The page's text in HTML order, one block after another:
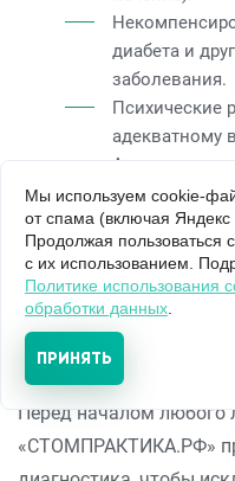
диабета и
заболевания.
Психические
адекватному
сплавов
Слишком
опорных
Период
Перед началом любого
«СТОМПРАКТИКА.РФ»
Мы используем cookie-
от спама (включая Яндекс
Продолжая пользоваться
с их использованием.
Политике использования
обработки данных
ПРИНЯТЬ